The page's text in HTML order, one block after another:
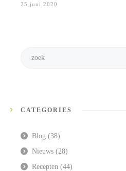
25 juni 2020
CATEGORIES
Blog (38)
Nieuws (28)
Recepten (44)